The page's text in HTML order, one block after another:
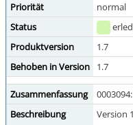
Priorität
normal
Status
Produktversion
1.7
Behoben in Version
1.7
Zusammenfassung
Beschreibung
Version